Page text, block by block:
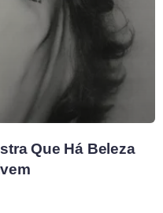
Que Há Beleza